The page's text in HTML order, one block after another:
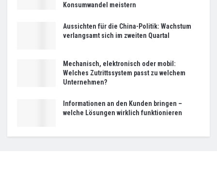
Konsumwandel meistern
Aussichten für die China-Politik: Wachstum
verlangsamt sich im zweiten Quartal
Mechanisch, elektronisch oder mobil:
Welches Zutrittssystem passt zu welchem
Unternehmen?
Informationen an den Kunden bringen –
welche Lösungen wirklich funktionieren